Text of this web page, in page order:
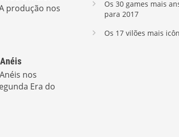
produção nos
nos
Era do
Os 30 games mais
para 2017
Os 17 vilões mais